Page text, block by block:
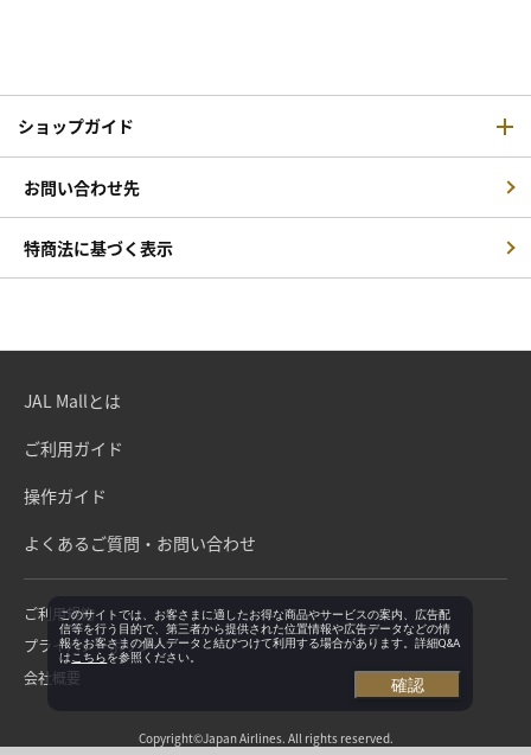
ショップガイド
お問い合わせ先
特商法に基づく表示
JAL Mallとは
ご利用ガイド
操作ガイド
よくあるご質問・お問い合わせ
ご利用規約
プライバシーポリシー
会社概要
Copyright©Japan Airlines. All rights reserved.
このサイトでは、お客さまに適したお得な商品やサービスの案内、広告配
信等を行う目的で、第三者から提供された位置情報や広告データなどの情
報をお客さまの個人データと結びつけて利用する場合があります。詳細Q&A
は こちらを参照ください。
確認